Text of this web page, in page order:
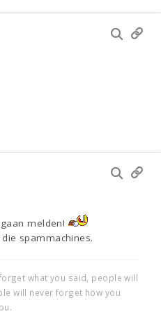
melden!
spammachines.
what you said, people will
will never forget how you